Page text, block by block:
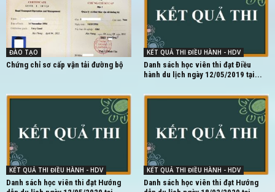
ĐÀO TẠO
Chứng chỉ sơ cấp vận tải đường bộ
KẾT QUẢ THI ĐIỀU HÀNH - HDV
Danh sách học viên thi đạt Điều
hành du lịch ngày 12/05/2019 tại...
KẾT QUẢ THI ĐIỀU HÀNH - HDV
Danh sách học viên thi đạt Hướng
KẾT QUẢ THI ĐIỀU HÀNH - HDV
Danh sách học viên thi đạt Hướng